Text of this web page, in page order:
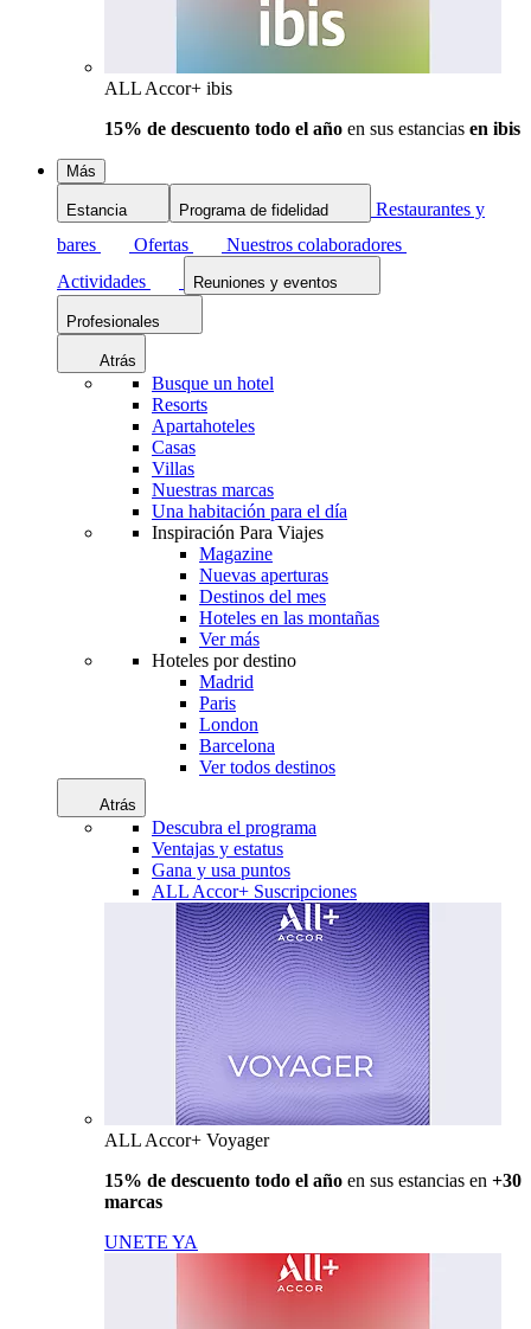
ALL Accor+ ibis
15% de descuento todo el año en sus estancias en ibis
Más
Estancia Programa de fidelidad
Restaurantes y
bares
Ofertas
Nuestros colaboradores
Actividades
Reuniones y eventos
Profesionales
Atrás
Busque un hotel
Resorts
Apartahoteles
Casas
Villas
Nuestras marcas
Una habitación para el día
Inspiración Para Viajes
Magazine
Nuevas aperturas
Destinos del mes
Hoteles en las montañas
Ver más
Hoteles por destino
Madrid
Paris
London
Barcelona
Ver todos destinos
Atrás
Descubra el programa
Ventajas y estatus
Gana y usa puntos
ALL Accor+ Suscripciones
ALL Accor+ Voyager
15% de descuento todo el año en sus estancias en +30
marcas
UNETE YA